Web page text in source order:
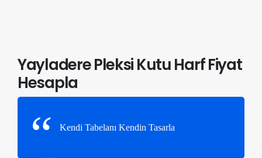
Yayladere Pleksi Kutu Harf Fiyat
Hesapla
Kendi Tabelanı Kendin Tasarla